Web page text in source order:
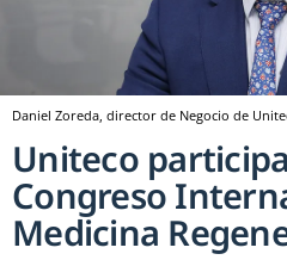
Daniel Zoreda, director de Negocio de
Uniteco
Congreso
Medicina